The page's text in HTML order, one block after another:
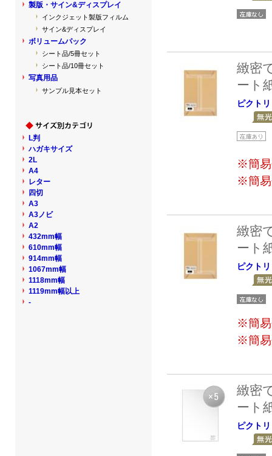
緻密
ート
ピクト
※簡易
※簡易
緻密
ート
ピクト
※簡易
※簡易
緻密
ート
ピクト
製版・サイン&ディスプレイ
インクジェット製版フィルム
サイン&ディスプレイ
ボリュームパック
シート品/5冊セット
シート品/10冊セット
写真用品
サンプル見本セット
L判
ハガキサイズ
2L
A4
レター
四切
A3
A3ノビ
A2
432mm幅
610mm幅
914mm幅
1067mm幅
1118mm幅
1119mm幅以上
-